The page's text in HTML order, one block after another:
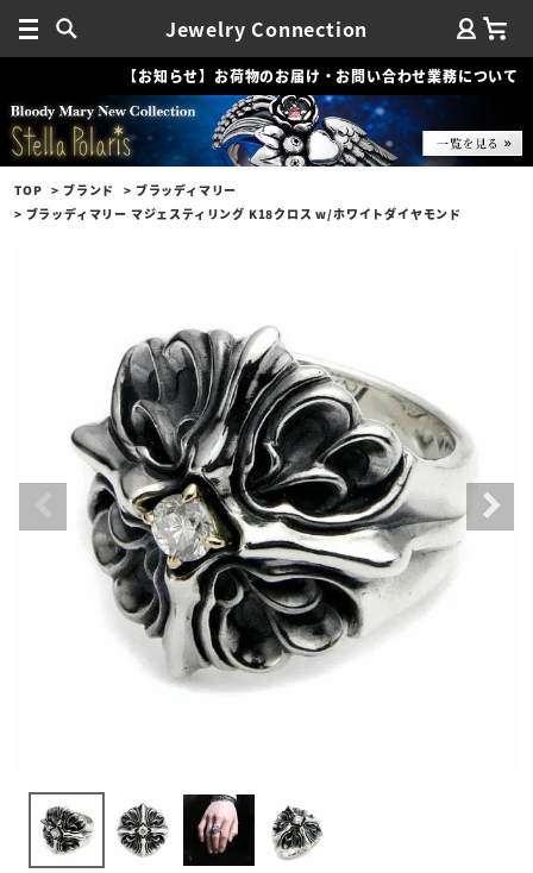
Jewelry Connection
【お知らせ】お荷物のお届け・お問い合わせ業務について
TOP ブランド
ブラッディマリー
ブラッディマリー マジェスティリング K18クロス w/ホワイトダイヤモンド